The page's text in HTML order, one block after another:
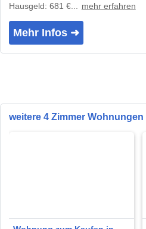
Hausgeld: 681 €... mehr erfahren
Mehr Infos ➜
weitere 4 Zimmer Wohnungen